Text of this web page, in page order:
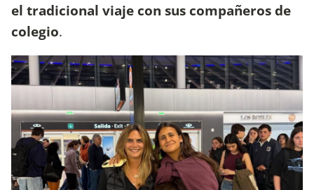
el tradicional viaje con sus compañeros de
colegio.